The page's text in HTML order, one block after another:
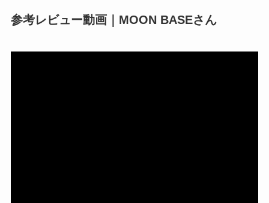
参考レビュー動画｜MOON BASEさん